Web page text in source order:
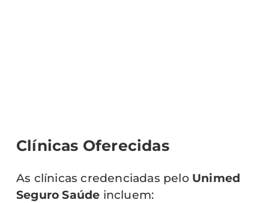
Clínicas Oferecidas
As clínicas credenciadas pelo Unimed
Seguro Saúde incluem: